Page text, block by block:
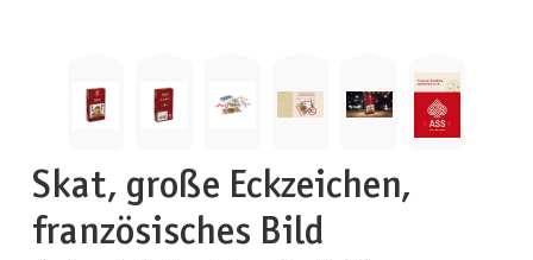
Skat, große Eckzeichen,
französisches Bild